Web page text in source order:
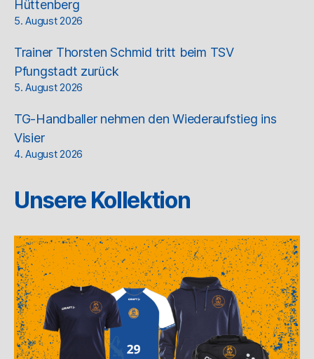
Hüttenberg
5. August 2026
Trainer Thorsten Schmid tritt beim TSV
Pfungstadt zurück
5. August 2026
TG-Handballer nehmen den Wiederaufstieg ins
Visier
4. August 2026
Unsere Kollektion